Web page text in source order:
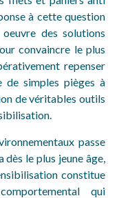
à cette question
des solutions
convaincre le plus
repenser
de simples pièges à
de véritables outils
passe
le plus jeune âge,
constitue
qui